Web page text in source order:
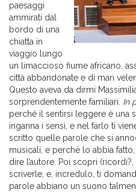
paesaggi
ammirati dal
bordo di una
chiatta in
viaggio lungo
un limaccioso fiume africano,
città abbandonate e di mari
Questo aveva da dirmi
sorprendentemente familiari. In
perché il sentirsi leggere è una
inganna i sensi, e nel farlo ti
scritto quelle parole che si
musicali, e perché lo abbia
dire l’autore. Poi scopri (ricordi?,
scriverle, e, incredulo, ti
parole abbiano un suono